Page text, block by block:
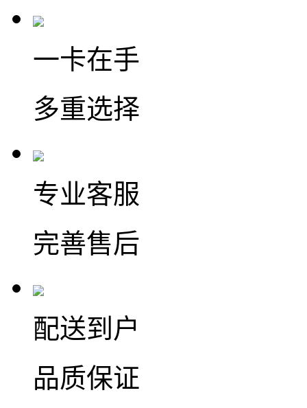
一卡在手
多重选择
专业客服
完善售后
配送到户
品质保证